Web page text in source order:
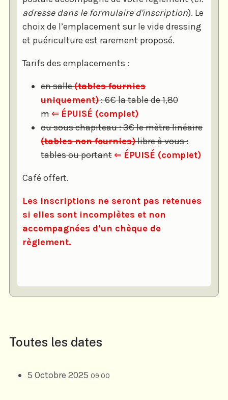
adresse dans le formulaire d'inscription). Le
choix de l’emplacement sur le vide dressing
et puériculture est rarement proposé.
Tarifs des emplacements :
en salle(tables fournies
uniquement): 6€ la table de 1,80
m⇐ ÉPUISÉ (complet)
ou sous chapiteau : 3€ le mètre linéaire
(tables non fournies)libre à vous :
tables ou portant⇐ ÉPUISÉ (complet)
Café offert.
Les inscriptions ne seront pas retenues
si elles sont incomplètes et non
accompagnées d’un chèque de
règlement.
Toutes les dates
5 Octobre 2025 09:00